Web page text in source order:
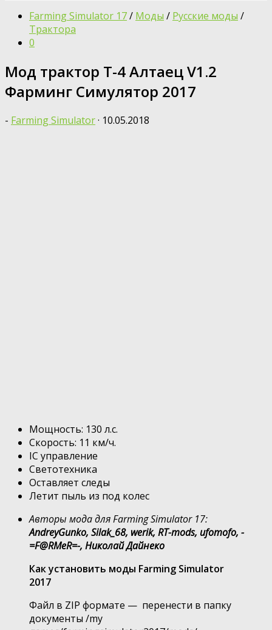
Farming Simulator 17/ Моды / Русские моды /
Трактора
0
Мод трактор Т-4 Алтаец V1.2
Фарминг Симулятор 2017
- Farming Simulator· 10.05.2018
Мощность: 130 л.с.
Скорость: 11 км/ч.
IC управление
Светотехника
Оставляет следы
Летит пыль из под колес
Авторы мода для Farming Simulator 17:
AndreyGunko, Silak_68, werik, RT-mods, ufomofo, -
=F@RMeR=-, Николай Дайнеко
Как установить моды Farming Simulator
2017
Файл в ZIP формате — перенести в папку
документы /my